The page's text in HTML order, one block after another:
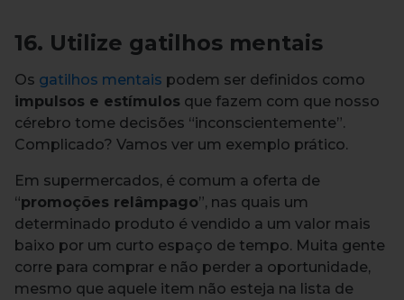
16. Utilize gatilhos mentais
Os gatilhos mentais podem ser definidos como
impulsos e estímulos que fazem com que nosso
cérebro tome decisões “inconscientemente”.
Complicado? Vamos ver um exemplo prático.
Em supermercados, é comum a oferta de
“promoções relâmpago”, nas quais um
determinado produto é vendido a um valor mais
baixo por um curto espaço de tempo. Muita gente
corre para comprar e não perder a oportunidade,
mesmo que aquele item não esteja na lista de